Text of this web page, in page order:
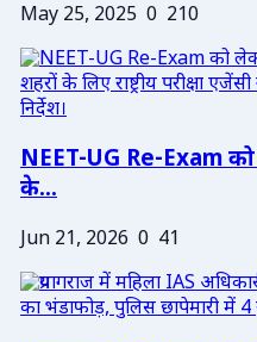
May 25, 2025 0 210
NEET-UG Re-Exam
के...
Jun 21, 2026 0 41